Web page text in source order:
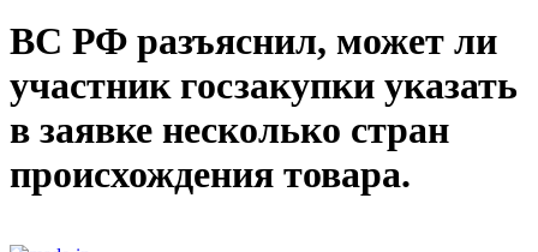
ВС РФ разъяснил, может ли
участник госзакупки указать
в заявке несколько стран
происхождения товара.